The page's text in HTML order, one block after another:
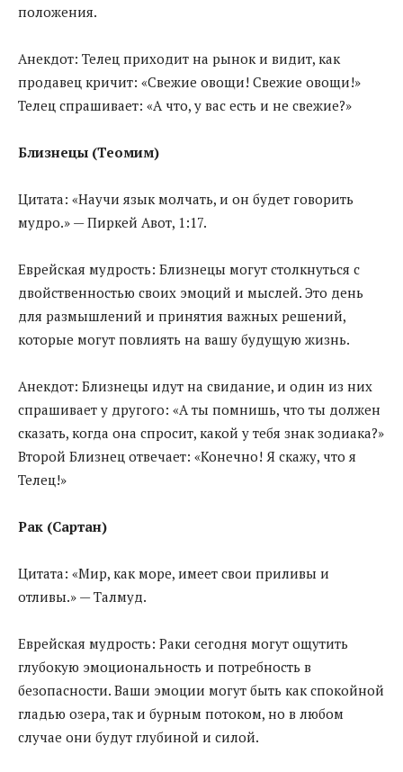
положения.
Анекдот: Телец приходит на рынок и видит, как
продавец кричит: «Свежие овощи! Свежие овощи!»
Телец спрашивает: «А что, у вас есть и не свежие?»
Близнецы (Теомим)
Цитата: «Научи язык молчать, и он будет говорить
мудро.» — Пиркей Авот, 1:17.
Еврейская мудрость: Близнецы могут столкнуться с
двойственностью своих эмоций и мыслей. Это день
для размышлений и принятия важных решений,
которые могут повлиять на вашу будущую жизнь.
Анекдот: Близнецы идут на свидание, и один из них
спрашивает у другого: «А ты помнишь, что ты должен
сказать, когда она спросит, какой у тебя знак зодиака?»
Второй Близнец отвечает: «Конечно! Я скажу, что я
Телец!»
Рак (Сартан)
Цитата: «Мир, как море, имеет свои приливы и
отливы.» — Талмуд.
Еврейская мудрость: Раки сегодня могут ощутить
глубокую эмоциональность и потребность в
безопасности. Ваши эмоции могут быть как спокойной
гладью озера, так и бурным потоком, но в любом
случае они будут глубиной и силой.